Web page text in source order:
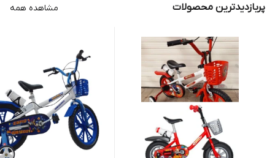
پربازدیدترین محصولات مشاهده همه